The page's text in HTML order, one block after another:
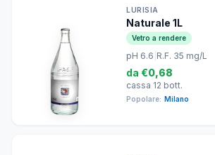
LURISIA
Naturale 1L
Vetro a rendere
pH 6.6 R.F. 35 mg/L
da €0,68
cassa 12 bott.
Popolare: Milano